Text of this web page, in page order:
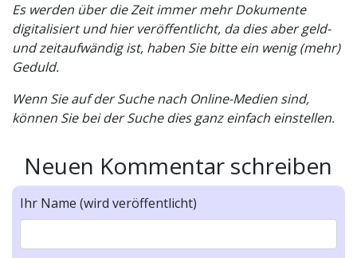
Es werden über die Zeit immer mehr Dokumente
digitalisiert und hier veröffentlicht, da dies aber geld-
und zeitaufwändig ist, haben Sie bitte ein wenig (mehr)
Geduld.
Wenn Sie auf der Suche nach Online-Medien sind,
können Sie bei der Suche dies ganz einfach einstellen.
Neuen Kommentar schreiben
Ihr Name (wird veröffentlicht)